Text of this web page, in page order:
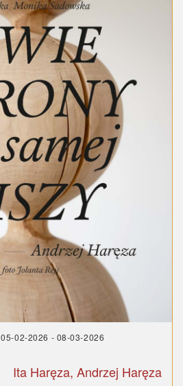
05-02-2026 - 08-03-2026
Ita Haręza, Andrzej Haręza